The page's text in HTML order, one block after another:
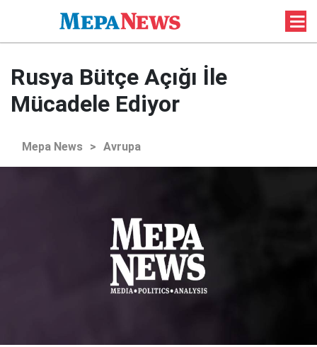
Rusya Bütçe Açığı İle
Mücadele Ediyor
Mepa News > Avrupa